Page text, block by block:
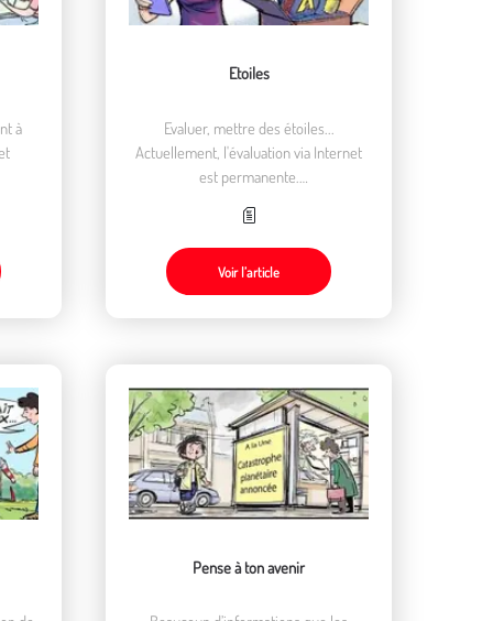
à
Etoiles
Evaluer, mettre des étoiles...
Actuellement, l'évaluation via Internet
est permanente.
Voir l’article
Pense à ton avenir